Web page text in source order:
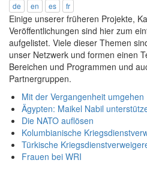
de en es fr
Einige unserer früheren Projekte,
Veröffentlichungen sind hier zum
aufgelistet. Viele dieser Themen
unser Netzwerk und formen einen
Bereichen und Programmen und
Partnergruppen.
Mit der Vergangenheit umgehen
Ägypten: Maikel Nabil
Die NATO auflösen
Kolumbianische
Türkische
Frauen bei WRI